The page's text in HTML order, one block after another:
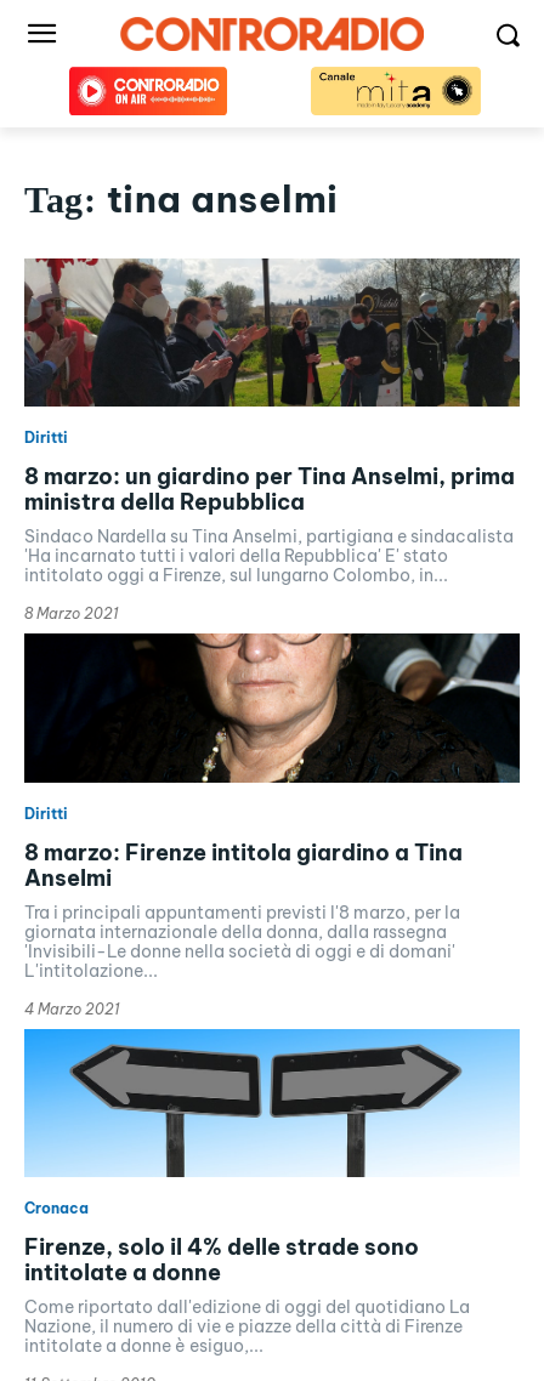
Tag: tina anselmi
Diritti
8 marzo: un giardino per Tina Anselmi, prima
ministra della Repubblica
Sindaco Nardella su Tina Anselmi, partigiana e sindacalista
'Ha incarnato tutti i valori della Repubblica' E' stato
intitolato oggi a Firenze, sul lungarno Colombo, in...
8 Marzo 2021
Diritti
8 marzo: Firenze intitola giardino a Tina
Anselmi
Tra i principali appuntamenti previsti l'8 marzo, per la
giornata internazionale della donna, dalla rassegna
'Invisibili-Le donne nella società di oggi e di domani'
L'intitolazione...
4 Marzo 2021
Cronaca
Firenze, solo il 4% delle strade sono
intitolate a donne
Come riportato dall'edizione di oggi del quotidiano La
Nazione, il numero di vie e piazze della città di Firenze
intitolate a donne è esiguo,...